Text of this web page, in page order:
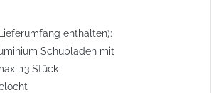
enthalten):
Schubladen mit
13 Stück